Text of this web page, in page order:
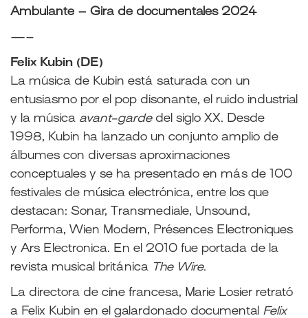
Ambulante – Gira de documentales 2024
—–
Felix Kubin (DE)
La música de Kubin está saturada con un
entusiasmo por el pop disonante, el ruido industrial
y la música avant-gardedel siglo XX. Desde
1998, Kubin ha lanzado un conjunto amplio de
álbumes con diversas aproximaciones
conceptuales y se ha presentado en más de 100
festivales de música electrónica, entre los que
destacan: Sonar, Transmediale, Unsound,
Performa, Wien Modern, Présences Electroniques
y Ars Electronica. En el 2010 fue portada de la
revista musical británica The Wire.
La directora de cine francesa, Marie Losier retrató
a Felix Kubin en el galardonado documental Felix